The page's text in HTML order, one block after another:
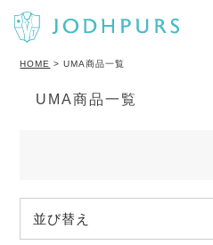
HOME UMA商品一覧
UMA商品一覧
並び替え